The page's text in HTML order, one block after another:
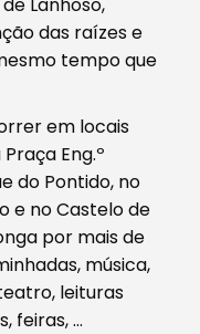
das raízes e
tempo que
em locais
Eng.º
do Pontido, no
e no Castelo de
por mais de
música,
leituras
feiras, …